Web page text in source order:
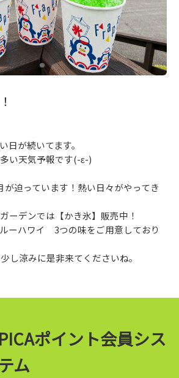
日が続いてます。
い天気予報です(-ε-)
が迫っています！熱い日々がやってき
ーデンでは【かき氷】販売中！
ーハワイ 3つの味をご用意しており
し涼みに是非来てくださいね。
PICAポイント会員シス
ム